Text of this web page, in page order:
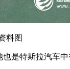
料图
是特斯拉汽车